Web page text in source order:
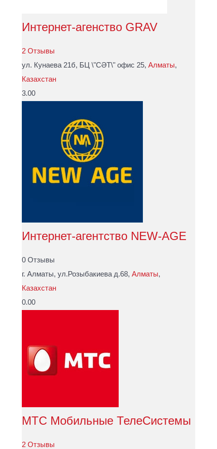
Интернет-агенство GRAV
2 Отзывы
ул. Кунаева 21б, БЦ \"СӘТ\" офис 25, Алматы,
Казахстан
3.00
Интернет-агентство NEW-AGE
0 Отзывы
г. Алматы, ул.Розыбакиева д.68, Алматы,
Казахстан
0.00
МТС Мобильные ТелеСистемы
2 Отзывы